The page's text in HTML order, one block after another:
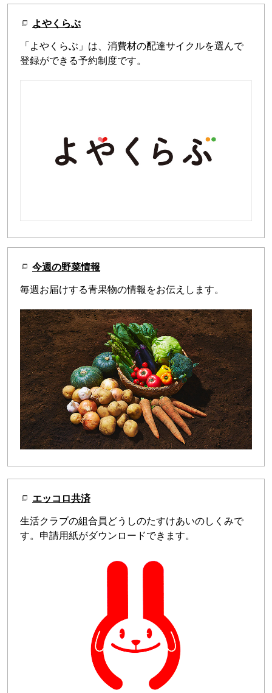
よやくらぶ
「よやくらぶ」は、消費材の配達サイクルを選んで
登録ができる予約制度です。
今週の野菜情報
毎週お届けする青果物の情報をお伝えします。
エッコロ共済
生活クラブの組合員どうしのたすけあいのしくみで
す。申請用紙がダウンロードできます。